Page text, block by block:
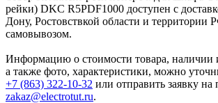
рейки) DKC R5PDF1000 доступен с
Дону, Ростовствкой области и территории
самовывозом.
Информацию о стоимости товара, наличии
а также фото, характеристики, можно
+7 (863) 322-10-32 или отправить заявку на
zakaz@electrotut.ru.